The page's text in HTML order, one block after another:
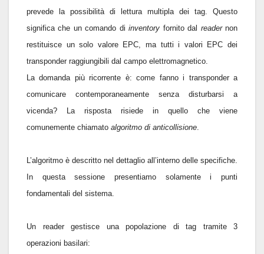
prevede la possibilità di lettura multipla dei tag. Questo
significa che un comando diinventory fornito dal readernon
restituisce un solo valore EPC, ma tutti i valori EPC dei
transponder raggiungibili dal campo elettromagnetico.
La domanda più ricorrente è: come fanno i transponder a
comunicare contemporaneamente senza disturbarsi a
vicenda? La risposta risiede in quello che viene
comunemente chiamato algoritmo di anticollisione
L’algoritmo è descritto nel dettaglio all’interno delle specifiche.
In questa sessione presentiamo solamente i punti
fondamentali del sistema.
Un reader gestisce una popolazione di tag tramite 3
operazioni basilari: